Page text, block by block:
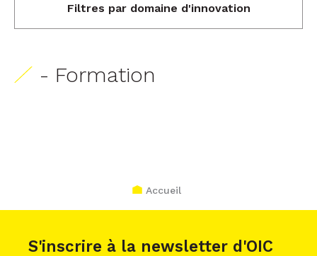
Filtres par domaine d'innovation
- Formation
Accueil
S'inscrire à la newsletter d'OIC